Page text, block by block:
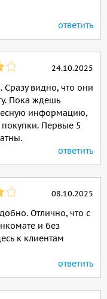
ответить
24.10.2025
Сразу видно, что они
Пока ждешь
информацию,
Первые 5
ответить
08.10.2025
Отлично, что с
и без
к клиентам
ответить